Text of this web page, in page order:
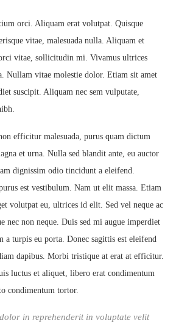
orci. Aliquam erat volutpat. Quisque
vitae, malesuada nulla. Aliquam et
vitae, sollicitudin mi. Vivamus ultrices
Nullam vitae molestie dolor. Etiam sit amet
suscipit. Aliquam nec sem vulputate,
efficitur malesuada, purus quam dictum
et urna. Nulla sed blandit ante, eu auctor
dignissim odio tincidunt a eleifend.
est vestibulum. Nam ut elit massa. Etiam
volutpat eu, ultrices id elit. Sed vel neque ac
nec non neque. Duis sed mi augue imperdiet
a turpis eu porta. Donec sagittis est eleifend
dapibus. Morbi tristique at erat at efficitur.
luctus et aliquet, libero erat condimentum
condimentum tortor.
in reprehenderit in voluptate velit